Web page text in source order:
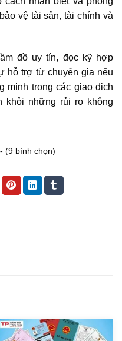
vệ tài sản, tài chính và
đồ uy tín, đọc kỹ hợp
hỗ trợ từ chuyên gia nếu
minh trong các giao dịch
khỏi những rủi ro không
(9 bình chọn)